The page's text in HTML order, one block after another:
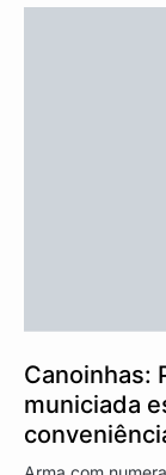
Canoinhas:
municiada